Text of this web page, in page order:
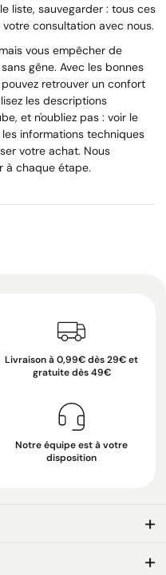
liste, sauvegarder : tous ces
consultation avec nous.
vous empêcher de
gêne. Avec les bonnes
retrouver un confort
les descriptions
et n'oubliez pas : voir le
informations techniques
votre achat. Nous
à chaque étape.
Livraison à 0,99€ dès 29€ et
gratuite dès 49€
Notre équipe est à votre
disposition